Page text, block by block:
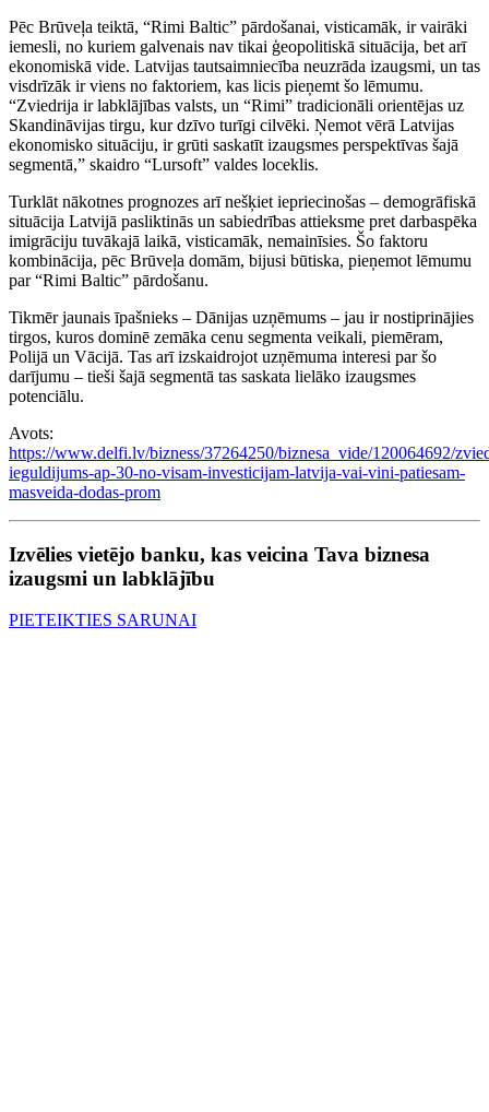
Pēc Brūveļa teiktā, “Rimi Baltic” pārdošanai, visticamāk, ir vairāki
iemesli, no kuriem galvenais nav tikai ģeopolitiskā situācija, bet arī
ekonomiskā vide. Latvijas tautsaimniecība neuzrāda izaugsmi, un tas
visdrīzāk ir viens no faktoriem, kas licis pieņemt šo lēmumu.
“Zviedrija ir labklājības valsts, un “Rimi” tradicionāli orientējas uz
Skandināvijas tirgu, kur dzīvo turīgi cilvēki. Ņemot vērā Latvijas
ekonomisko situāciju, ir grūti saskatīt izaugsmes perspektīvas šajā
segmentā,” skaidro “Lursoft” valdes loceklis.
Turklāt nākotnes prognozes arī nešķiet iepriecinošas – demogrāfiskā
situācija Latvijā pasliktinās un sabiedrības attieksme pret darbaspēka
imigrāciju tuvākajā laikā, visticamāk, nemainīsies. Šo faktoru
kombinācija, pēc Brūveļa domām, bijusi būtiska, pieņemot lēmumu
par “Rimi Baltic” pārdošanu.
Tikmēr jaunais īpašnieks – Dānijas uzņēmums – jau ir nostiprinājies
tirgos, kuros dominē zemāka cenu segmenta veikali, piemēram,
Polijā un Vācijā. Tas arī izskaidrojot uzņēmuma interesi par šo
darījumu – tieši šajā segmentā tas saskata lielāko izaugsmes
potenciālu.
Avots:
https://www.delfi.lv/bizness/37264250/biznesa_vide/120064692/
ieguldijums-ap-30-no-visam-investicijam-latvija-vai-vini-patiesam-
masveida-dodas-prom
Izvēlies vietējo banku, kas veicina Tava biznesa
izaugsmi un labklājību
PIETEIKTIES SARUNAI